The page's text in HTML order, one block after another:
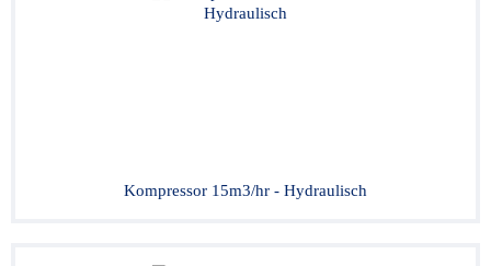
Kompressor 15m3/hr - Hydraulisch